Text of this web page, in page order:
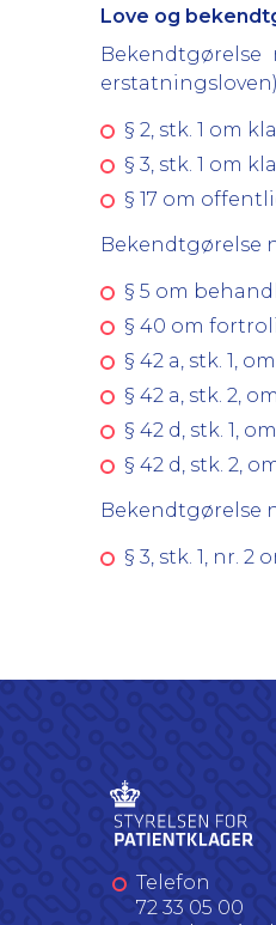
Love og
§ 2, stk. 1 om
§ 3, stk. 1 om
§ 17 om
Bekendtgørelse
§ 5 om
§ 40 om
§ 42 a, stk. 1,
§ 42 a, stk. 2,
§ 42 d, stk. 1,
§ 42 d, stk. 2,
Bekendtgørelse
§ 3, stk. 1, nr.
Telefon
72 33 05 00